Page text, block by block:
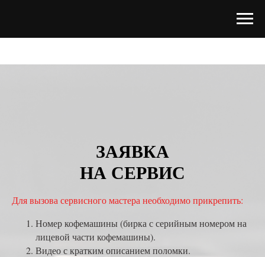
ЗАЯВКА
НА СЕРВИС
Для вызова сервисного мастера необходимо прикрепить:
Номер кофемашины (бирка с серийным номером на
лицевой части кофемашины).
Видео с кратким описанием поломки.